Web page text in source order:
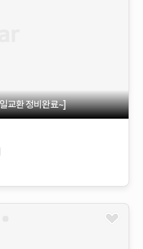
교환 정비완료~]